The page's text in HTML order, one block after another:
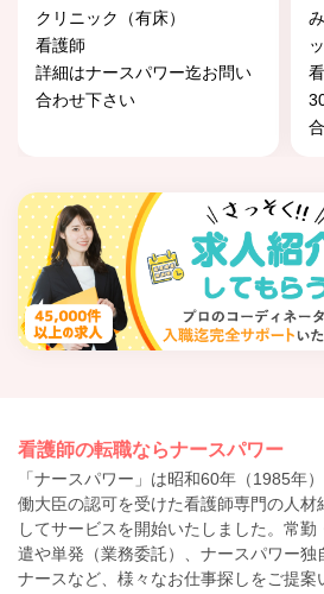
クリニック（有床）
看護師
詳細はナースパワー迄お問い
合わせ下さい
看護師の転職ならナースパワー
「ナースパワー」は昭和60年（1985年
働大臣の認可を受けた看護師専門の人材
してサービスを開始いたしました。常
遣や単発（業務委託）、ナースパワー独
ナースなど、様々なお仕事探しをご提案